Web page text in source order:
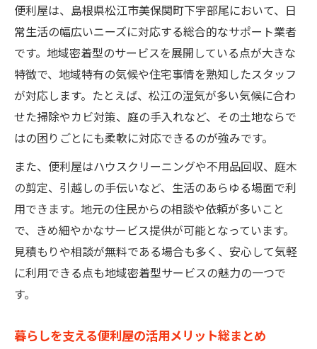
庭や外構の手入れも便利屋サービスで解決
便利屋が対応する不用品回収や片付け活用
法
引越しや模様替えも便利屋に任せて効率化
便利屋サービスで生活の悩みをワンストッ
プ解決
家事や片付けも便利屋にお任せできる理由
便利屋が家事や片付けで活躍する仕組み
専門スタッフによる丁寧な作業が安心の理
由
便利屋なら忙しい日常をしっかりサポート
急な片付けも便利屋で迅速に対応可能
便利屋は、島根県松江市美保関町下宇部尾において、日
常生活の幅広いニーズに対応する総合的なサポート業者
です。地域密着型のサービスを展開している点が大きな
特徴で、地域特有の気候や住宅事情を熟知したスタッフ
が対応します。たとえば、松江の湿気が多い気候に合わ
せた掃除やカビ対策、庭の手入れなど、その土地ならで
はの困りごとにも柔軟に対応できるのが強みです。
また、便利屋はハウスクリーニングや不用品回収、庭木
の剪定、引越しの手伝いなど、生活のあらゆる場面で利
用できます。地元の住民からの相談や依頼が多いこと
で、きめ細やかなサービス提供が可能となっています。
見積もりや相談が無料である場合も多く、安心して気軽
に利用できる点も地域密着型サービスの魅力の一つで
す。
暮らしを支える便利屋の活用メリット総まとめ